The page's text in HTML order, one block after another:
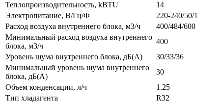
Теплопроизводительность, kBTU
14
Электропитание, В/Гц/Ф
220-240/50/1
Расход воздуха внутреннего блока, м3/ч
400/484/600
Минимальный расход воздуха внутреннего
блока, м3/ч
400
Уровень шума внутреннего блока, дБ(А)
30/33/36
Минимальный уровень шума внутреннего
блока, дБ(А)
30
Объем конденсации, л/ч
1.25
Тип хладагента
R32